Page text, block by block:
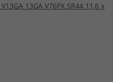
13GA V76PX SR44 11,6 x